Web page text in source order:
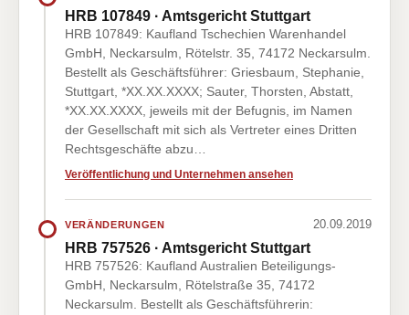
HRB 107849 · Amtsgericht Stuttgart
HRB 107849: Kaufland Tschechien Warenhandel
GmbH, Neckarsulm, Rötelstr. 35, 74172 Neckarsulm.
Bestellt als Geschäftsführer: Griesbaum, Stephanie,
Stuttgart, *XX.XX.XXXX; Sauter, Thorsten, Abstatt,
*XX.XX.XXXX, jeweils mit der Befugnis, im Namen
der Gesellschaft mit sich als Vertreter eines Dritten
Rechtsgeschäfte abzu…
Veröffentlichung und Unternehmen ansehen
VERÄNDERUNGEN 20.09.2019
HRB 757526 · Amtsgericht Stuttgart
HRB 757526: Kaufland Australien Beteiligungs-
GmbH, Neckarsulm, Rötelstraße 35, 74172
Neckarsulm. Bestellt als Geschäftsführerin: